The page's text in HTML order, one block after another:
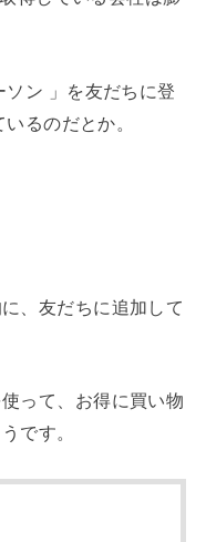
ン 」を友だちに登
るのだとか。
、友だちに追加して
って、お得に買い物
です。